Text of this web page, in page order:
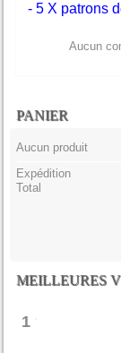
- 5 X patrons
Aucun
PANIER
Aucun produit
Expédition
Total
MEILLEURES
1